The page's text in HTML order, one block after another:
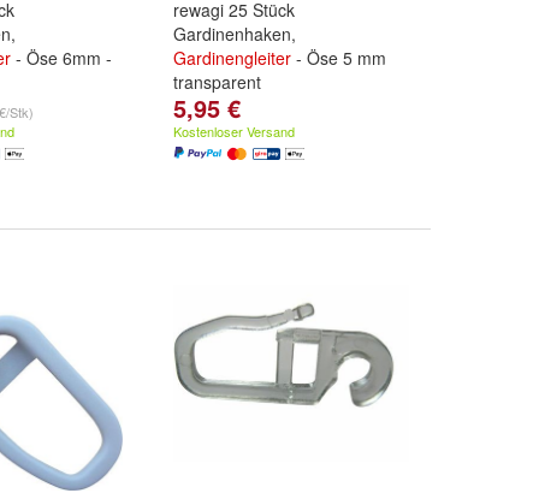
- Öse 6mm -
Stk)
rewagi 25 Stück
Gardinenhaken,
Gardinengleiter - Öse 5 mm
transparent
5,95 €
Kostenloser Versand